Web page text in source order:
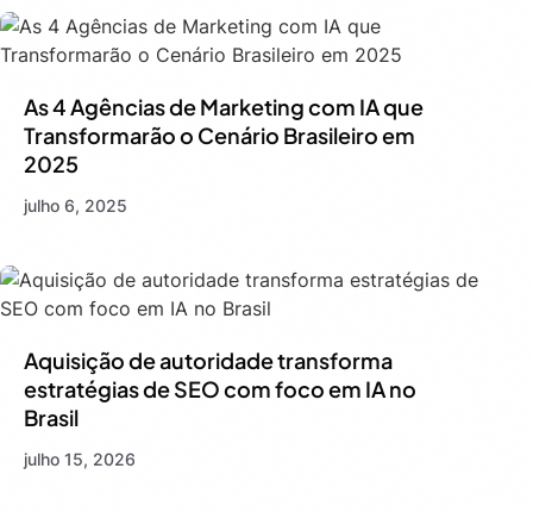
As 4 Agências de Marketing com IA que
Transformarão o Cenário Brasileiro em
2025
julho 6, 2025
Aquisição de autoridade transforma
estratégias de SEO com foco em IA no
Brasil
julho 15, 2026